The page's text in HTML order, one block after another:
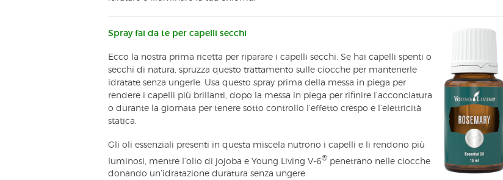
Spray fai da te per capelli secchi
Ecco la nostra prima ricetta per riparare i capelli secchi. Se hai capelli spenti o
secchi di natura, spruzza questo trattamento sulle ciocche per mantenerle
idratate senza ungerle. Usa questo spray prima della messa in piega per
rendere i capelli più brillanti, dopo la messa in piega per rifinire l’acconciatura
o durante la giornata per tenere sotto controllo l’effetto crespo e l’elettricità
statica.
Gli oli essenziali presenti in questa miscela nutrono i capelli e li rendono più
luminosi, mentre l’olio di jojoba e Young Living V-6® penetrano nelle ciocche
donando un’idratazione duratura senza ungere.